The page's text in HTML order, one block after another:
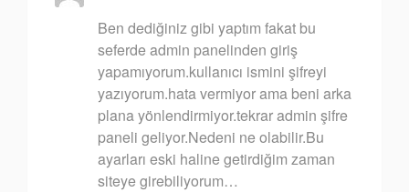
Ben dediğiniz gibi yaptım fakat bu
seferde admin panelinden giriş
yapamıyorum.kullanıcı ismini şifreyi
yazıyorum.hata vermiyor ama beni arka
plana yönlendirmiyor.tekrar admin şifre
paneli geliyor.Nedeni ne olabilir.Bu
ayarları eski haline getirdiğim zaman
siteye girebiliyorum…